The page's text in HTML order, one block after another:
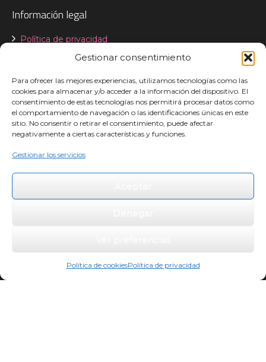
Gestionar consentimiento
Para ofrecer las mejores experiencias, utilizamos tecnologías como las
cookies para almacenar y/o acceder a la información del dispositivo. El
consentimiento de estas tecnologías nos permitirá procesar datos como
el comportamiento de navegación o las identificaciones únicas en este
sitio. No consentir o retirar el consentimiento, puede afectar
negativamente a ciertas características y funciones.
Gestionar los servicios
Política de cookiesPolítica de privacidad
Información legal
Política de privacidad
Declaración de accesibilidad
Política de cookies